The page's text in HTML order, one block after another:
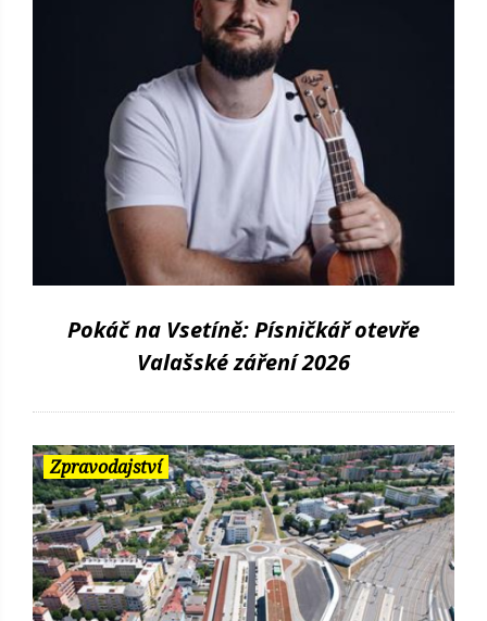
Pokáč na Vsetíně: Písničkář otevře
Valašské záření 2026
Zpravodajství